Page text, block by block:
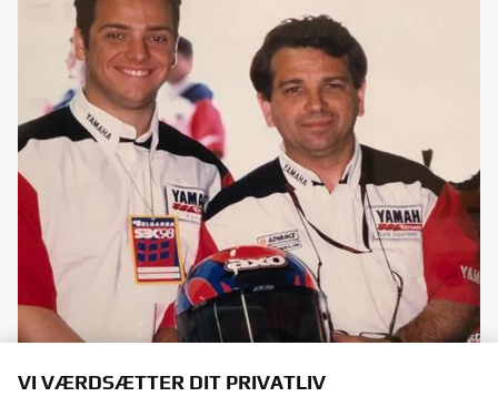
VI VÆRDSÆTTER DIT PRIVATLIV